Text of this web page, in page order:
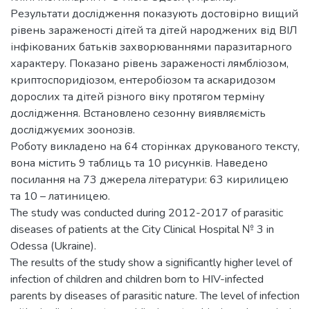
Результати дослідження показують достовірно вищий
рівень зараженості дітей та дітей народжених від ВІЛ
інфікованих батьків захворюваннями паразитарного
характеру. Показано рівень зараженості лямбліозом,
криптоспоридіозом, ентеробіозом та аскаридозом
дорослих та дітей різного віку протягом терміну
дослідження. Встановлено сезонну виявляємість
досліджуємих зоонозів.
Роботу викладено на 64 сторінках друкованого тексту,
вона містить 9 таблиць та 10 рисунків. Наведено
посилання на 73 джерела літератури: 63 кирилицею
та 10 – латиницею.
The study was conducted during 2012-2017 of parasitic
diseases of patients at the City Clinical Hospital № 3 in
Odessa (Ukraine).
The results of the study show a significantly higher level of
infection of children and children born to HIV-infected
parents by diseases of parasitic nature. The level of infection